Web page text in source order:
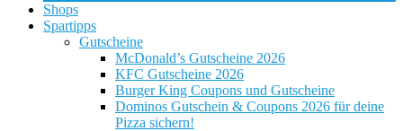
Shops
Spartipps
Gutscheine
McDonald’s Gutscheine 2026
KFC Gutscheine 2026
Burger King Coupons und Gutscheine
Dominos Gutschein & Coupons 2026 für deine
Pizza sichern!